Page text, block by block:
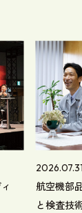
2026.07.31
航空機部
と検査技